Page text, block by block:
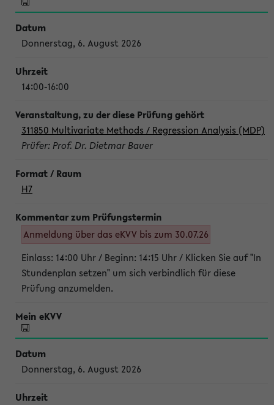
Donnerstag, 6. August 2026
14:00-16:00
311850 Multivariate Methods / Regression Analysis (MDP)
Prüfer: Prof. Dr. Dietmar Bauer
H7
Anmeldung über das eKVV bis zum 30.07.26
Einlass: 14:00 Uhr / Beginn: 14:15 Uhr / Klicken Sie auf "In
Stundenplan setzen" um sich verbindlich für diese
Prüfung anzumelden.
Donnerstag, 6. August 2026